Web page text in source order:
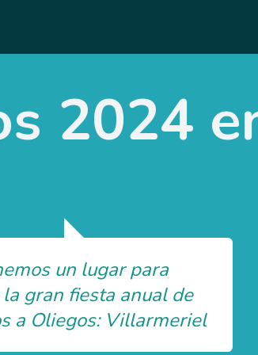
2024
un lugar para
gran fiesta anual de
a Oliegos: Villarmeriel